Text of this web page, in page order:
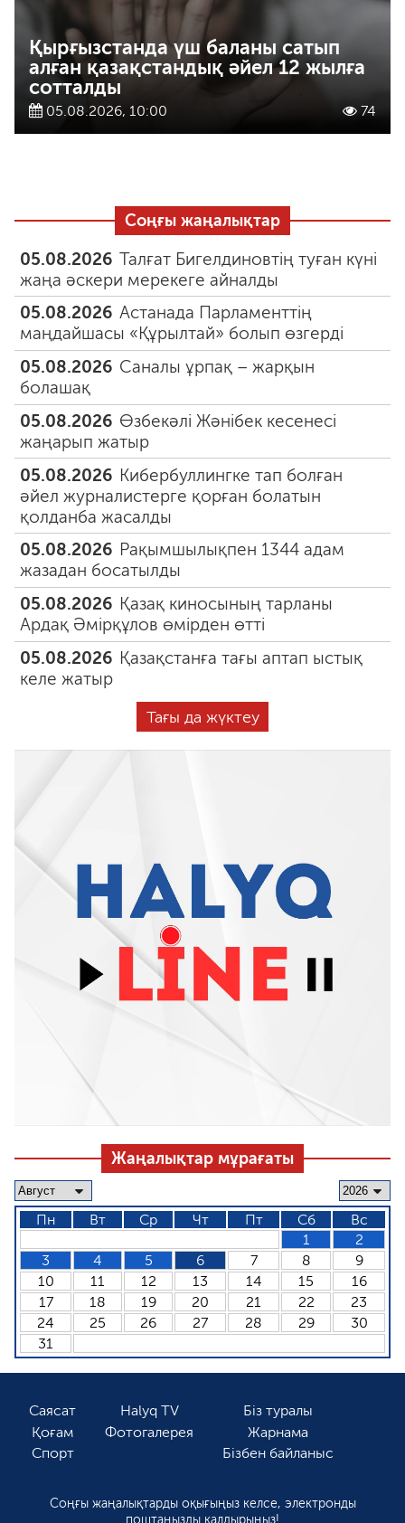
Қырғызстанда үш баланы сатып
алған қазақстандық әйел 12 жылға
сотталды
05.08.2026, 10:00 74
Соңғы жаңалықтар
05.08.2026 Талғат Бигелдиновтің туған күні
жаңа әскери мерекеге айналды
05.08.2026 Астанада Парламенттің
маңдайшасы «Құрылтай» болып өзгерді
05.08.2026 Саналы ұрпақ – жарқын
болашақ
05.08.2026 Өзбекәлі Жәнібек кесенесі
жаңарып жатыр
05.08.2026 Кибербуллингке тап болған
әйел журналистерге қорған болатын
қолданба жасалды
05.08.2026 Рақымшылықпен 1344 адам
жазадан босатылды
05.08.2026 Қазақ киносының тарланы
Ардақ Әмірқұлов өмірден өтті
05.08.2026 Қазақстанға тағы аптап ыстық
келе жатыр
Тағы да жүктеу
Жаңалықтар мұрағаты
Пн Вт Ср Чт Пт Сб
Вс
1
2
3
4 5 6 7 8
9
10
11 12 13 14 15
16
17
18 19 20 21 22
23
24
25 26 27 28 29
30
31
Саясат
Қоғам
Спорт
Halyq TV
Фотогалерея
Біз туралы
Жарнама
Бізбен байланыс
Соңғы жаңалықтарды оқығыңыз келсе, электронды
поштаңызды қалдырыңыз!